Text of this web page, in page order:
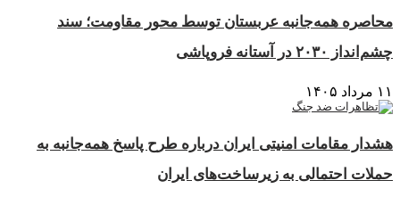
محاصره همه‌جانبه عربستان توسط محور مقاومت؛ سند
چشم‌انداز ۲۰۳۰ در آستانه فروپاشی
۱۱ مرداد ۱۴۰۵
هشدار مقامات امنیتی ایران درباره طرح پاسخ همه‌جانبه به
حملات احتمالی به زیرساخت‌های ایران